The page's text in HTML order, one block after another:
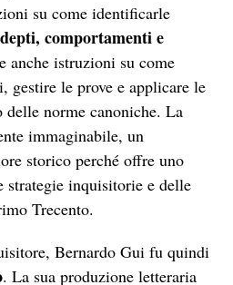
su come identificarle
comportamenti e
anche istruzioni su come
gestire le prove e applicare le
delle norme canoniche. La
immaginabile, un
storico perché offre uno
strategie inquisitorie e delle
Trecento.
Bernardo Gui fu quindi
. La sua produzione letteraria